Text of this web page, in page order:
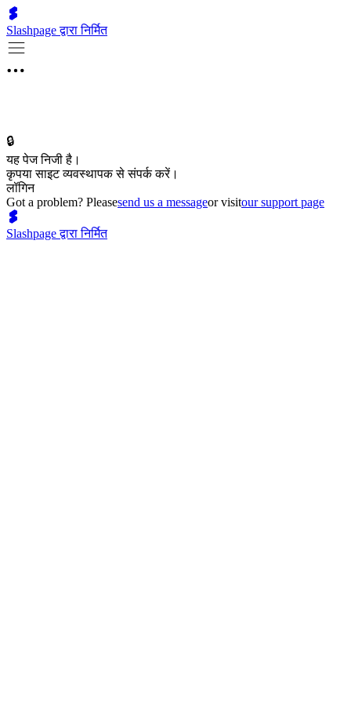
Slashpage द्वारा निर्मित
🔒
यह पेज निजी है।
कृपया साइट व्यवस्थापक से संपर्क करें।
लॉगिन
Got a problem? Pleasesend us a messageor visitour support page
Slashpage द्वारा निर्मित